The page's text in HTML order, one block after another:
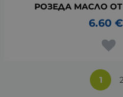
РОЗЕДА МАСЛО
6.60 €
1